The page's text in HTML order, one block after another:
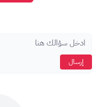
إرسال